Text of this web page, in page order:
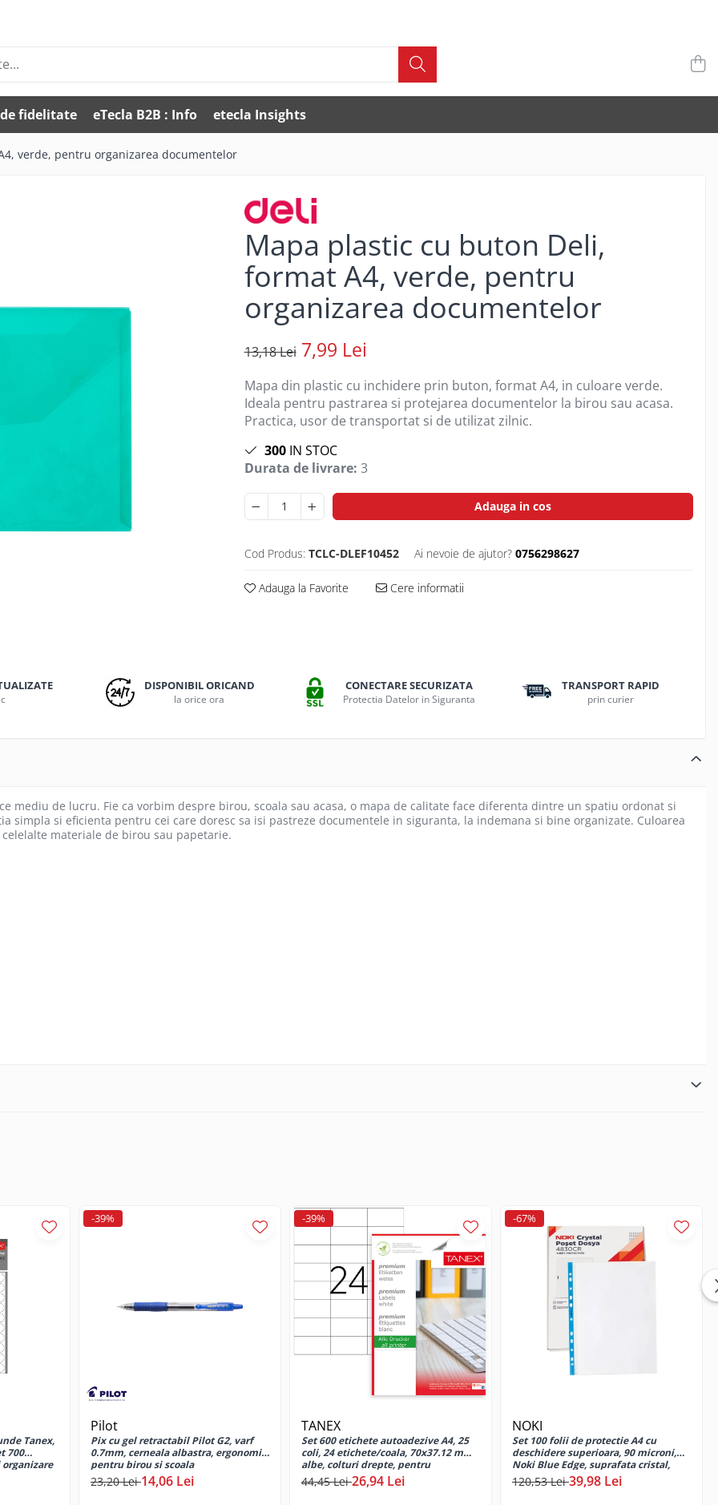
fidelitate eTecla B2B : Info etecla Insights
verde, pentru organizarea documentelor
Mapa plastic cu buton Deli,
format A4, verde, pentru
organizarea documentelor
13,18 Lei 7,99 Lei
Mapa din plastic cu inchidere prin buton, format A4, in culoare verde.
Ideala pentru pastrarea si protejarea documentelor la birou sau acasa.
Practica, usor de transportat si de utilizat zilnic.
300IN STOC
Durata de livrare: 3
Adauga in cos
Cod Produs: TCLC-DLEF10452 Ai nevoie de ajutor? 0756298627
Adauga la Favorite Cere informatii
DISPONIBIL ORICAND
la orice ora
CONECTARE SECURIZATA
Protectia Datelor in Siguranta
TRANSPORT RAPID
prin curier
mediu de lucru. Fie ca vorbim despre birou, scoala sau acasa, o mapa de calitate face diferenta dintre un spatiu ordonat si
simpla si eficienta pentru cei care doresc sa isi pastreze documentele in siguranta, la indemana si bine organizate. Culoarea
materiale de birou sau papetarie.
de lucru intr-un format ordonat si protejat
importante din gospodarie
cu buton este simplu de manevrat, permitand accesul rapid la documente fara riscul ca acestea sa cada sau sa se
profesional cat si in cel educational sau personal. Este potrivita pentru a fi utilizata in combinatie cu alte produse de
documentelor. Pentru o organizare optima, se recomanda etichetarea fiecarei mape in functie de continut sau de categorie.
imprimate, formulare, contracte sau materiale de prezentare. Evitati supraincarcarea mapei pentru a mentine
Tanex,
700
-39%
Pilot
Pix cu gel retractabil Pilot G2, varf
0.7mm, cerneala albastra, ergonomic,
pentru birou si scoala
23,20 Lei14,06 Lei
-39%
TANEX
Set 600 etichete autoadezive A4, 25
coli, 24 etichete/coala, 70x37.12 mm,
albe, colturi drepte, pentru
imprimante laser si inkjet, Tanex
44,45 Lei26,94 Lei
-67%
NOKI
Set 100 folii de protectie A4 cu
deschidere superioara, 90 microni,
Noki Blue Edge, suprafata cristal,
perforate
120,53 Lei39,98 Lei